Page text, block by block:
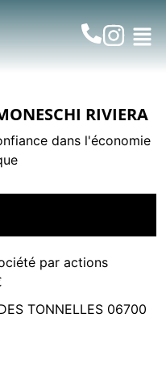
RIVIERA
dans l'économie
par actions
TONNELLES 06700